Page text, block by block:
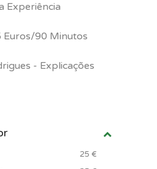
Experiência
Euros/90 Minutos
- Explicações
25 €